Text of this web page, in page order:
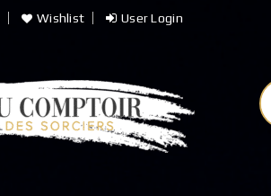
Wishlist User Login